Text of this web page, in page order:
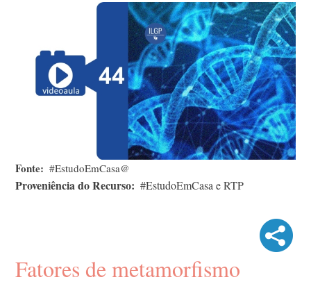
Fonte #EstudoEmCasa@
Proveniência do Recurso #EstudoEmCasa e RTP
Fatores de metamorfismo